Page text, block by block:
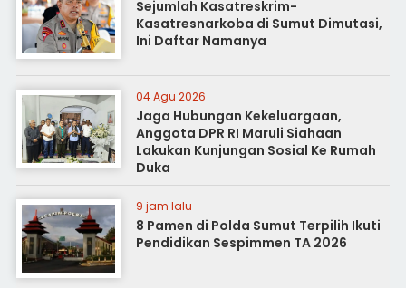
Sejumlah Kasatreskrim-
Kasatresnarkoba di Sumut Dimutasi,
Ini Daftar Namanya
04 Agu 2026
Jaga Hubungan Kekeluargaan,
Anggota DPR RI Maruli Siahaan
Lakukan Kunjungan Sosial Ke Rumah
Duka
9 jam lalu
8 Pamen di Polda Sumut Terpilih Ikuti
Pendidikan Sespimmen TA 2026